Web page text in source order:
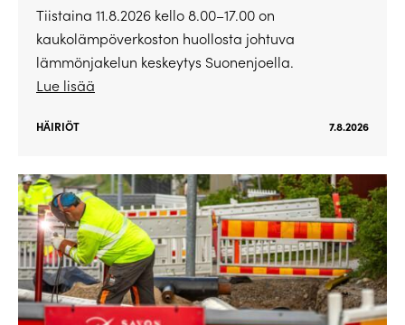
Tiistaina 11.8.2026 kello 8.00–17.00 on
kaukolämpöverkoston huollosta johtuva
lämmönjakelun keskeytys Suonenjoella.
Lue lisää
HÄIRIÖT 7.8.2026